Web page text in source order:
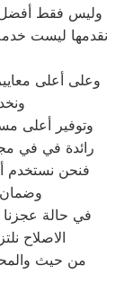
وليس فقط أفضل
نقدمها ليست
وعلى أعلى
وتوفير أعلى
رائدة في في
فنحن نستخدم
في حالة
الاصلاح
من حيث